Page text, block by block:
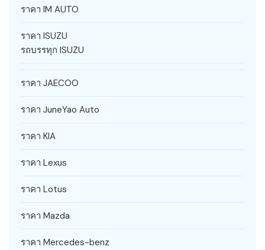
ราคา IM AUTO
ราคา ISUZU
รถบรรทุก ISUZU
ราคา JAECOO
ราคา JuneYao Auto
ราคา KIA
ราคา Lexus
ราคา Lotus
ราคา Mazda
ราคา Mercedes-benz